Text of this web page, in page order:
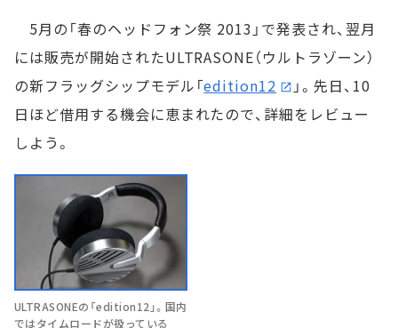
5月の「春のヘッドフォン祭 2013」で発表され、翌月
には販売が開始されたULTRASONE（ウルトラゾーン）
の新フラッグシップモデル「edition12
」。先日、10
日ほど借用する機会に恵まれたので、詳細をレビュー
しよう。
ULTRASONEの「edition12」。国内
ではタイムロードが扱っている